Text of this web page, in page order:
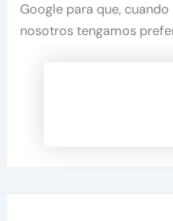
Google para que,
nosotros tengamos